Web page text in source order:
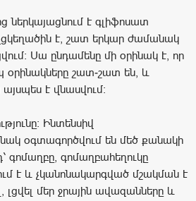
ներկայացնում է գլիֆոսատ
է, շատ երկար ժամանակ
Սա ընդամենը մի օրինակ է, որ
օրինակները շատ-շատ են, և
է վնասվում։
Ինտենսիվ
օգտագործվում են մեծ քանակի
գոմաղբը, գոմաղբահեղուկը
է և չկանոնակարգված մշակման է
լցվել մեր ջրային ավազանները և